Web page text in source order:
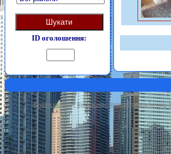
Шукати
ID оголошення:
Купити квартиру Купити офіс Купити будинок/котедж